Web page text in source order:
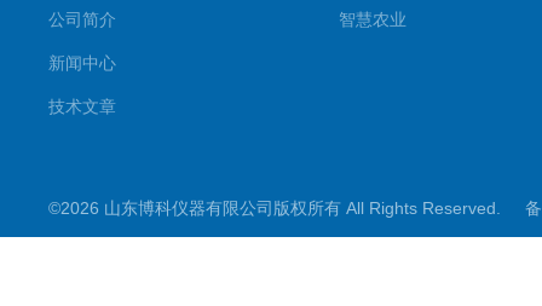
公司简介
新闻中心
技术文章
智慧农业
©2026 山东博科仪器有限公司版权所有 All Rights Reserved.